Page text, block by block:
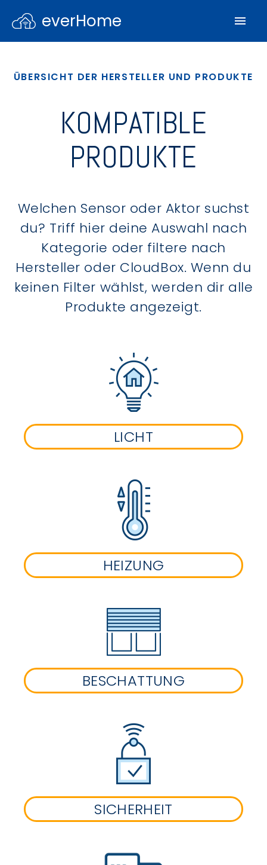
everHome
ÜBERSICHT DER HERSTELLER UND PRODUKTE
KOMPATIBLE
PRODUKTE
Welchen Sensor oder Aktor suchst
du? Triff hier deine Auswahl nach
Kategorie oder filtere nach
Hersteller oder CloudBox. Wenn du
keinen Filter wählst, werden dir alle
Produkte angezeigt.
LICHT
HEIZUNG
BESCHATTUNG
SICHERHEIT